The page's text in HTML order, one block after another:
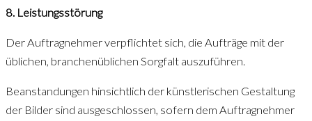
8. Leistungsstörung
Der Auftragnehmer verpflichtet sich, die Aufträge mit der
üblichen, branchenüblichen Sorgfalt auszuführen.
Beanstandungen hinsichtlich der künstlerischen Gestaltung
der Bilder sind ausgeschlossen, sofern dem Auftragnehmer